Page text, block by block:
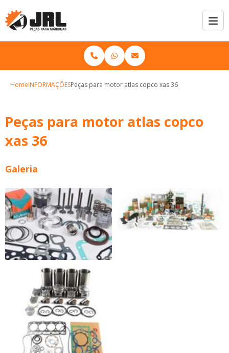
HomeINFORMAÇÕESPeças para motor atlas copco xas 36
Peças para motor atlas copco
xas 36
Galeria